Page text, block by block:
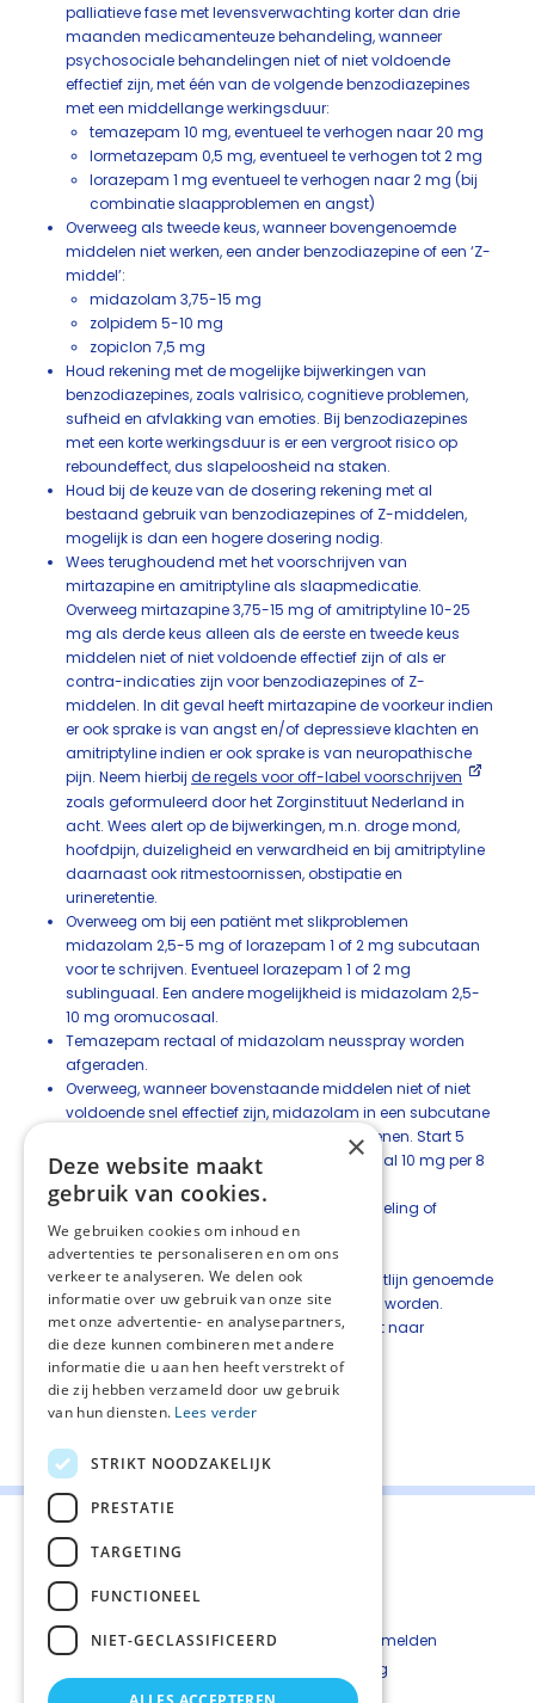
palliatieve fase met levensverwachting korter dan drie
maanden medicamenteuze behandeling, wanneer
psychosociale behandelingen niet of niet voldoende
effectief zijn, met één van de volgende benzodiazepines
met een middellange werkingsduur:
temazepam 10 mg, eventueel te verhogen naar 20 mg
lormetazepam 0,5 mg, eventueel te verhogen tot 2 mg
lorazepam 1 mg eventueel te verhogen naar 2 mg (bij
combinatie slaapproblemen en angst)
Overweeg als tweede keus, wanneer bovengenoemde
middelen niet werken, een ander benzodiazepine of een ‘Z-
middel’:
midazolam 3,75-15 mg
zolpidem 5-10 mg
zopiclon 7,5 mg
Houd rekening met de mogelijke bijwerkingen van
benzodiazepines, zoals valrisico, cognitieve problemen,
sufheid en afvlakking van emoties. Bij benzodiazepines
met een korte werkingsduur is er een vergroot risico op
reboundeffect, dus slapeloosheid na staken.
Houd bij de keuze van de dosering rekening met al
bestaand gebruik van benzodiazepines of Z-middelen,
mogelijk is dan een hogere dosering nodig.
Wees terughoudend met het voorschrijven van
mirtazapine en amitriptyline als slaapmedicatie.
Overweeg mirtazapine 3,75-15 mg of amitriptyline 10-25
mg als derde keus alleen als de eerste en tweede keus
middelen niet of niet voldoende effectief zijn of als er
contra-indicaties zijn voor benzodiazepines of Z-
middelen. In dit geval heeft mirtazapine de voorkeur indien
er ook sprake is van angst en/of depressieve klachten en
amitriptyline indien er ook sprake is van neuropathische
pijn. Neem hierbij de regels voor off-label voorschrijven
zoals geformuleerd door het Zorginstituut Nederland in
acht. Wees alert op de bijwerkingen, m.n. droge mond,
hoofdpijn, duizeligheid en verwardheid en bij amitriptyline
daarnaast ook ritmestoornissen, obstipatie en
urineretentie.
Overweeg om bij een patiënt met slikproblemen
midazolam 2,5-5 mg of lorazepam 1 of 2 mg subcutaan
voor te schrijven. Eventueel lorazepam 1 of 2 mg
sublinguaal. Een andere mogelijkheid is midazolam 2,5-
10 mg oromucosaal.
Temazepam rectaal of midazolam neusspray worden
afgeraden.
Overweeg, wanneer bovenstaande middelen niet of niet
voldoende snel effectief zijn, midazolam in een subcutane
pomp alleen gedurende de nacht toe te dienen. Start 5
mg per 8 uur gedurende de nacht, maximaal 10 mg per 8
uur gedurende de nacht.
Evalueer het effect van de ingezette behandeling of
wijziging van behandeling bij het volgende
contactmoment.
Houd er rekening mee dat niet alle in de richtlijn genoemde
middelen door de zorgverzekeraar vergoed worden.
Informeer bij zorgverzekeraar van de patiënt naar
vergoeding in de palliatieve fase.
Deel deze pagina:
Contact
Kwetsbaarheid melden
Privacyverkaring
Disclaimer
×
Deze website maakt
gebruik van cookies.
We gebruiken cookies om inhoud en
advertenties te personaliseren en om ons
verkeer te analyseren. We delen ook
informatie over uw gebruik van onze site
met onze advertentie- en analysepartners,
die deze kunnen combineren met andere
informatie die u aan hen heeft verstrekt of
die zij hebben verzameld door uw gebruik
van hun diensten. Lees verder
STRIKT NOODZAKELIJK
PRESTATIE
TARGETING
FUNCTIONEEL
NIET-GECLASSIFICEERD